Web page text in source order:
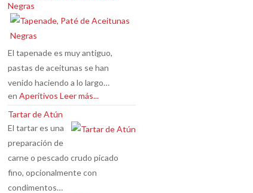
Negras
El tapenade es muy antiguo,
pastas de aceitunas se han
venido haciendo a lo largo…
enAperitivos Leer más...
Tartar de Atún
El tartar es una
preparación de
carne o pescado crudo picado
fino, opcionalmente con
condimentos…